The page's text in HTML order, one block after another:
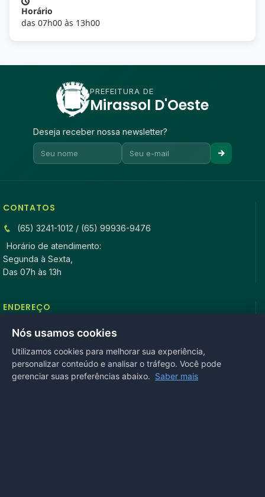
Horário
das 07h00 às 13h00
PREFEITURA DE
Mirassol D'Oeste
Deseja receber nossa newsletter?
CONTATOS
(65) 3241-1012 / (65) 99936-9476
Horário de atendimento:
Segunda à Sexta,
Das 07h às 13h
ENDEREÇO
Rua Antonio Tavares, n° 3310, Centro CEP: 78.280-000 -
Mirassol D’Oeste, MT
REDES SOCIAIS
Nós usamos cookies
Utilizamos cookies para melhorar sua experiência,
personalizar conteúdo e analisar o tráfego. Você pode
gerenciar suas preferências abaixo. Saber mais